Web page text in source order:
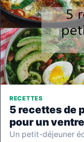
RECETTES
5 recettes de
pour un
Un petit-déjeuner